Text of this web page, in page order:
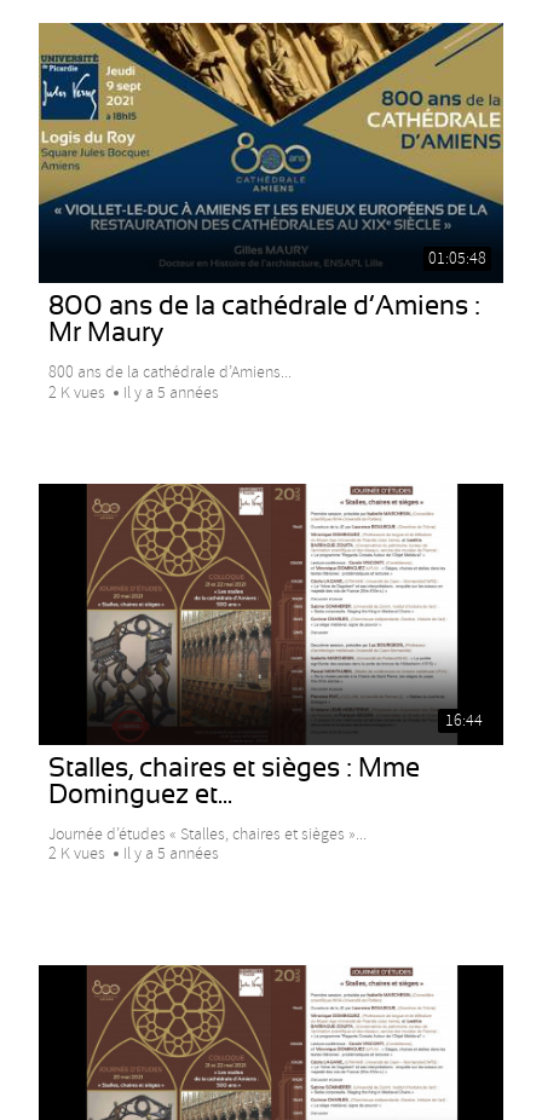
01:05:48
800 ans de la cathédrale d’Amiens :
Mr Maury
800 ans de la cathédrale d’Amiens...
2 K vues
Il y a 5 années
16:44
Stalles, chaires et sièges : Mme
Dominguez et...
Journée d’études « Stalles, chaires et sièges »...
2 K vues
Il y a 5 années